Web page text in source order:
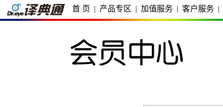
首 页 | 产品专区 | 加值服务 | 客户服务 |